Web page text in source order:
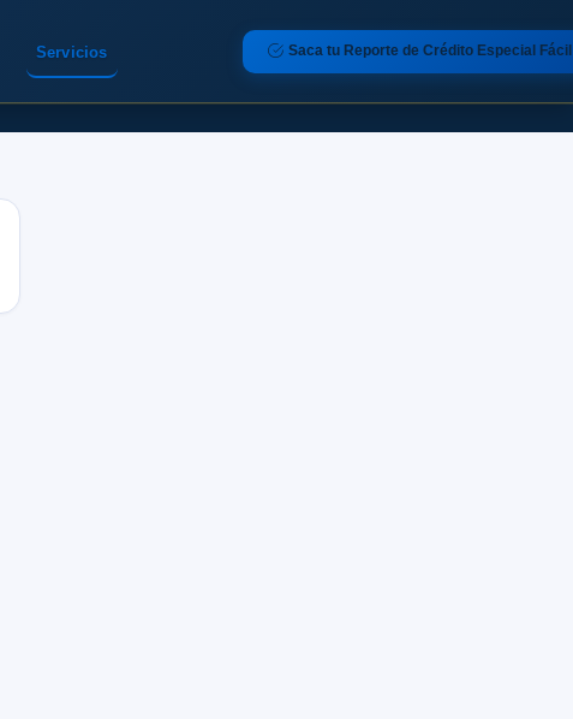
Servicios Saca tu Reporte de Crédito Especial Fácil